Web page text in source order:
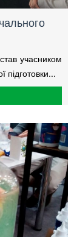
учасником
підготовки...